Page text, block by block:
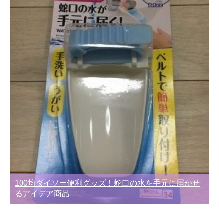
100均ダイソー便利グッズ！蛇口の水を手元に届かせ
るアイデア商品